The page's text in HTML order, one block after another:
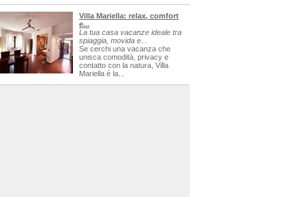
Villa Mariella: relax, comfort
e...
La tua casa vacanze ideale tra
spiaggia, movida e...
Se cerchi una vacanza che
unisca comodità, privacy e
contatto con la natura, Villa
Mariella è la...